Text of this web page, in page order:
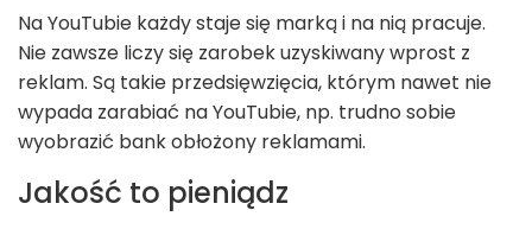
Na YouTubie każdy staje się marką i na nią pracuje.
Nie zawsze liczy się zarobek uzyskiwany wprost z
reklam. Są takie przedsięwzięcia, którym nawet nie
wypada zarabiać na YouTubie, np. trudno sobie
wyobrazić bank obłożony reklamami.
Jakość to pieniądz